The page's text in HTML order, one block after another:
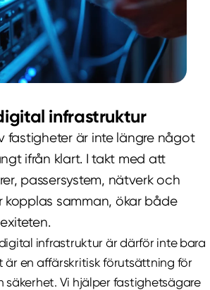
infrastruktur
fastigheter är inte längre något
ifrån klart. I takt med att
passersystem, nätverk och
samman, ökar både
infrastruktur är därför inte bara
är en affärskritisk förutsättning för
Vi hjälper fastighetsägare